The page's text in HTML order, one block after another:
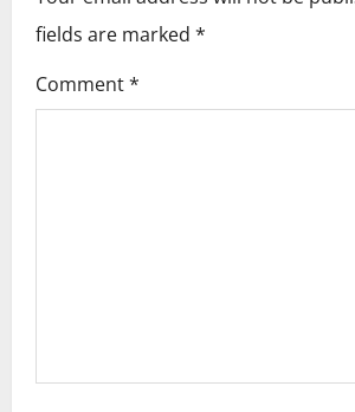
i
g
fields are marked *
Comment*